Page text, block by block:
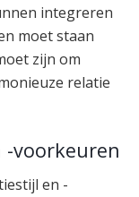
integreren
moet staan
zijn om
relatie
-voorkeuren
en -